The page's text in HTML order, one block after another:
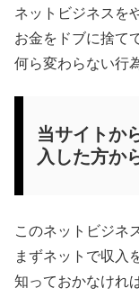
ネットビジネスを
お金をドブに捨て
何ら変わらない行
当サイトか
入した方か
このネットビジネ
まずネットで収入
知っておかなけれ